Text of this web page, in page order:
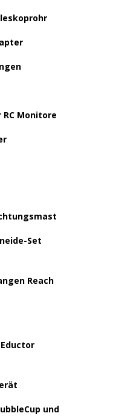
Monitore
Set
Reach
und